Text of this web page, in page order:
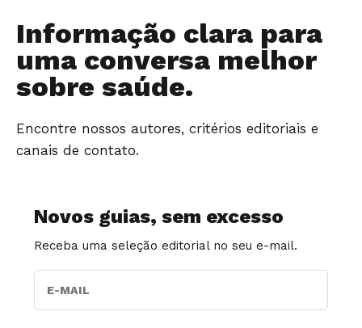
Informação clara para
uma conversa melhor
sobre saúde.
Encontre nossos autores, critérios editoriais e
canais de contato.
Novos guias, sem excesso
Receba uma seleção editorial no seu e-mail.